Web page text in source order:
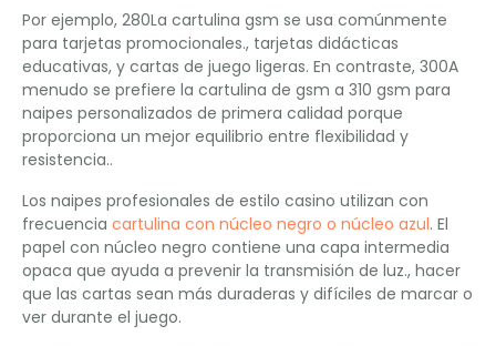
Por ejemplo, 280La cartulina gsm se usa comúnmente
para tarjetas promocionales., tarjetas didácticas
educativas, y cartas de juego ligeras. En contraste, 300A
menudo se prefiere la cartulina de gsm a 310 gsm para
naipes personalizados de primera calidad porque
proporciona un mejor equilibrio entre flexibilidad y
resistencia..
Los naipes profesionales de estilo casino utilizan con
frecuencia cartulina con núcleo negro o núcleo azul. El
papel con núcleo negro contiene una capa intermedia
opaca que ayuda a prevenir la transmisión de luz., hacer
que las cartas sean más duraderas y difíciles de marcar o
ver durante el juego.